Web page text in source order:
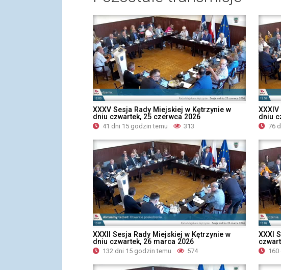
XXXV Sesja Rady Miejskiej w Kętrzynie w
dniu czwartek, 25 czerwca 2026
41 dni 15 godzin temu 313
dniu
76
XXXII Sesja Rady Miejskiej w Kętrzynie w
dniu czwartek, 26 marca 2026
132 dni 15 godzin temu 574
XXXI
160